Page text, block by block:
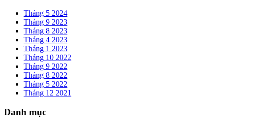
Tháng 5 2024
Tháng 9 2023
Tháng 8 2023
Tháng 4 2023
Tháng 1 2023
Tháng 10 2022
Tháng 9 2022
Tháng 8 2022
Tháng 5 2022
Tháng 12 2021
Danh mục